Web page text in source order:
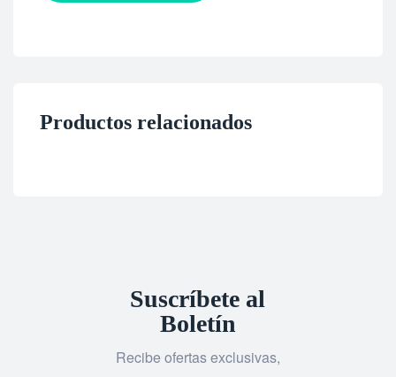
Productos relacionados
Suscríbete al
Boletín
Recibe ofertas exclusivas,